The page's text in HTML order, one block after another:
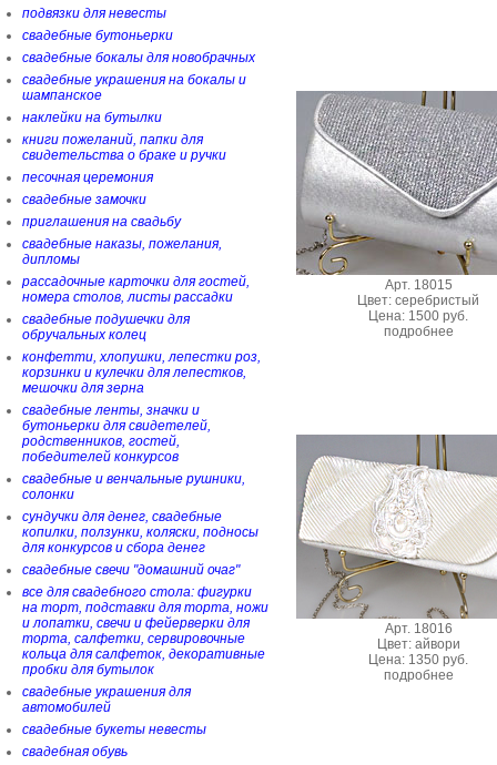
подвязки для невесты
свадебные бутоньерки
свадебные бокалы для новобрачных
свадебные украшения на бокалы и
шампанское
наклейки на бутылки
книги пожеланий, папки для
свидетельства о браке и ручки
песочная церемония
свадебные замочки
приглашения на свадьбу
свадебные наказы, пожелания,
дипломы
рассадочные карточки для гостей,
номера столов, листы рассадки
свадебные подушечки для
обручальных колец
конфетти, хлопушки, лепестки роз,
корзинки и кулечки для лепестков,
мешочки для зерна
свадебные ленты, значки и
бутоньерки для свидетелей,
родственников, гостей,
победителей конкурсов
свадебные и венчальные рушники,
солонки
сундучки для денег, свадебные
копилки, ползунки, коляски, подносы
для конкурсов и сбора денег
свадебные свечи "домашний очаг"
все для свадебного стола: фигурки
на торт, подставки для торта, ножи
и лопатки, свечи и фейерверки для
торта, салфетки, сервировочные
кольца для салфеток, декоративные
пробки для бутылок
свадебные украшения для
автомобилей
свадебные букеты невесты
свадебная обувь
Арт. 18015
Цвет: серебристый
Цена: 1500 руб.
подробнее
Арт. 18016
Цвет: айвори
Цена: 1350 руб.
подробнее